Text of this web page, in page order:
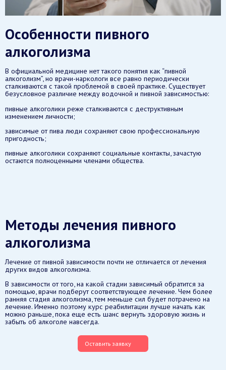
Особенности пивного
алкоголизма
В официальной медицине нет такого понятия как “пивной
алкоголизм”, но врачи-наркологи все равно периодически
сталкиваются с такой проблемой в своей практике. Существует
безусловное различие между водочной и пивной зависимостью:
пивные алкоголики реже сталкиваются с деструктивным
изменением личности;
зависимые от пива люди сохраняют свою профессиональную
пригодность;
пивные алкоголики сохраняют социальные контакты, зачастую
остаются полноценными членами общества.
Методы лечения пивного
алкоголизма
Лечение от пивной зависимости почти не отличается от лечения
других видов алкоголизма.
В зависимости от того, на какой стадии зависимый обратится за
помощью, врачи подберут соответствующее лечение. Чем более
ранняя стадия алкоголизма, тем меньше сил будет потрачено на
лечение. Именно поэтому курс реабилитации лучше начать как
можно раньше, пока еще есть шанс вернуть здоровую жизнь и
забыть об алкоголе навсегда.
Оставить заявку